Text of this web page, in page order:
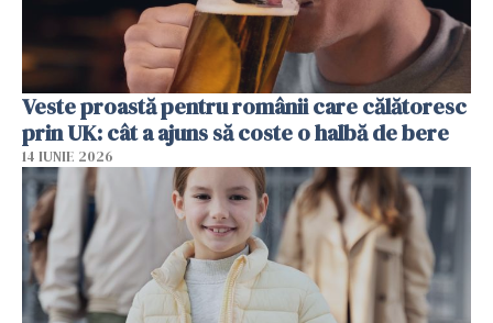
Veste proastă pentru românii care călătoresc
prin UK: cât a ajuns să coste o halbă de bere
14 IUNIE 2026